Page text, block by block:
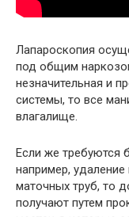
Лапароскопия
под общим
незначительная и
системы, то все
влагалище.
Если же требуются
например,
маточных труб, то
получают путем